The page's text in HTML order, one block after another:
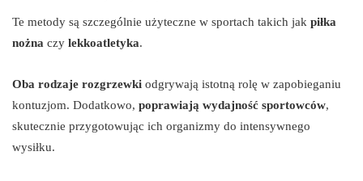
Te metody są szczególnie użyteczne w sportach takich jak piłka
nożna czy lekkoatletyka.
Oba rodzaje rozgrzewki odgrywają istotną rolę w zapobieganiu
kontuzjom. Dodatkowo, poprawiają wydajność sportowców,
skutecznie przygotowując ich organizmy do intensywnego
wysiłku.